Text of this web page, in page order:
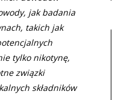
jak badania
takich jak
tylko nikotynę,
związki
składników